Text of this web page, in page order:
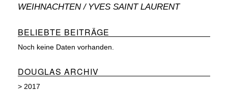
WEIHNACHTEN YVES SAINT LAURENT
BELIEBTE BEITRÄGE
Noch keine Daten vorhanden.
DOUGLAS ARCHIV
> 2017